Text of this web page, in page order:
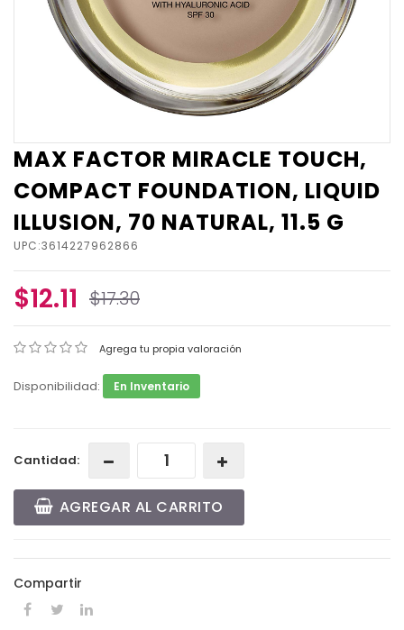
MAX FACTOR MIRACLE TOUCH,
COMPACT FOUNDATION, LIQUID
ILLUSION, 70 NATURAL, 11.5 G
UPC:3614227962866
$12.11 $17.30
Agrega tu propia valoración
Disponibilidad: En Inventario
Cantidad:
AGREGAR AL CARRITO
Compartir